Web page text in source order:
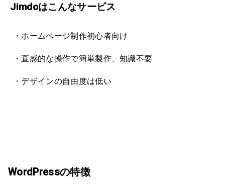
Jimdoはこんなサービス
・ホームページ制作初心者向け
・直感的な操作で簡単製作、知識不要
・デザインの自由度は低い
WordPressの特徴